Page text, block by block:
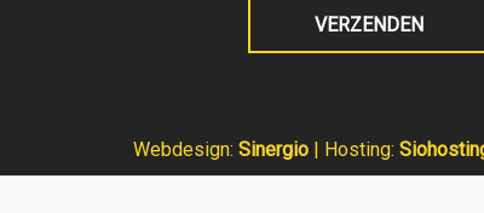
Webdesign: Sinergio | Hosting: